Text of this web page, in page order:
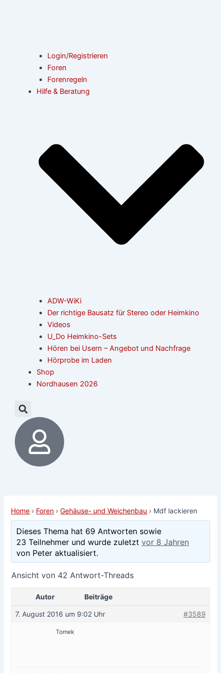
Login/Registrieren
Foren
Forenregeln
Hilfe & Beratung
ADW-WiKi
Der richtige Bausatz für Stereo oder Heimkino
Videos
U_Do Heimkino-Sets
Hören bei Usern – Angebot und Nachfrage
Hörprobe im Laden
Shop
Nordhausen 2026
Home › Foren › Gehäuse- und Weichenbau › Mdf lackieren
Dieses Thema hat 69 Antworten sowie
23 Teilnehmer und wurde zuletzt vor 8 Jahren
von Peter aktualisiert.
Ansicht von 42 Antwort-Threads
Autor Beiträge
7. August 2016 um 9:02 Uhr #3589
Tomek